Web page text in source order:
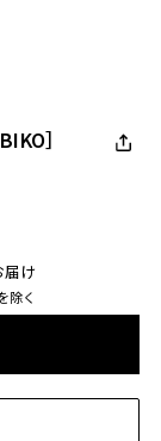
］
け
除く
る